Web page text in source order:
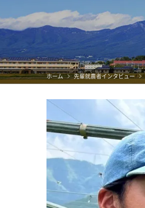
ホーム 先輩就農者インタビュー